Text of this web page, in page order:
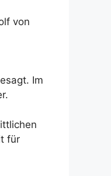
von
Im
für